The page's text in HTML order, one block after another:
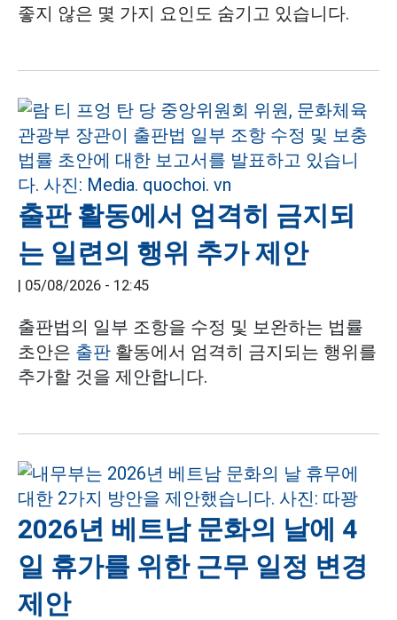
좋지 않은 몇 가지 요인도 숨기고 있습니다.
출판 활동에서 엄격히 금지되
는 일련의 행위 추가 제안
| 05/08/2026 - 12:45
출판법의 일부 조항을 수정 및 보완하는 법률
초안은 출판 활동에서 엄격히 금지되는 행위를
추가할 것을 제안합니다.
2026년 베트남 문화의 날에 4
일 휴가를 위한 근무 일정 변경
제안